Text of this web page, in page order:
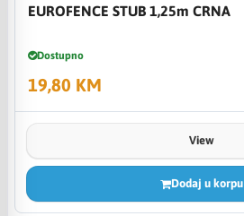
EUROFENCE STUB 1,25m CRNA
Dostupno
19,80 KM
View
Dodaj u korpu